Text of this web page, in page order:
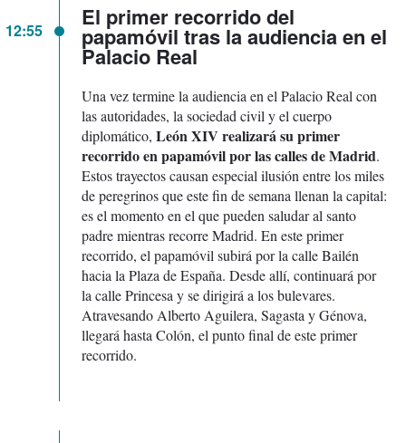
12:55 El primer recorrido del
papamóvil tras la audiencia en el
Palacio Real
Una vez termine la audiencia en el Palacio Real con
las autoridades, la sociedad civil y el cuerpo
diplomático, León XIV realizará su primer
recorrido en papamóvil por las calles de Madrid.
Estos trayectos causan especial ilusión entre los miles
de peregrinos que este fin de semana llenan la capital:
es el momento en el que pueden saludar al santo
padre mientras recorre Madrid. En este primer
recorrido, el papamóvil subirá por la calle Bailén
hacia la Plaza de España. Desde allí, continuará por
la calle Princesa y se dirigirá a los bulevares.
Atravesando Alberto Aguilera, Sagasta y Génova,
llegará hasta Colón, el punto final de este primer
recorrido.